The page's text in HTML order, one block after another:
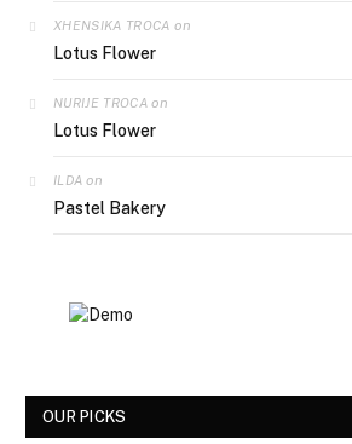
XHENSIKA TROCA on
Lotus Flower
NURIJE TROCA on
Lotus Flower
ILDA on
Pastel Bakery
OUR PICKS